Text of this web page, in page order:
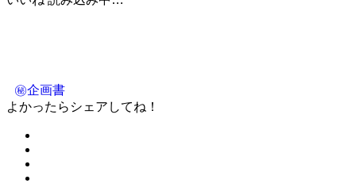
㊙企画書
よかったらシェアしてね！